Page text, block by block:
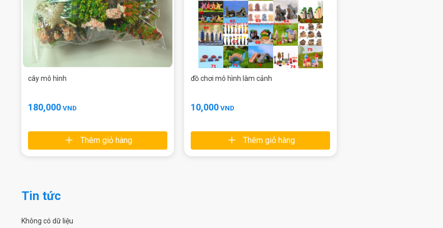
cây mô hình
180,000VND
Thêm giỏ hàng
đồ chơi mô hình làm cảnh
10,000VND
Thêm giỏ hàng
Tin tức
Không có dữ liệu